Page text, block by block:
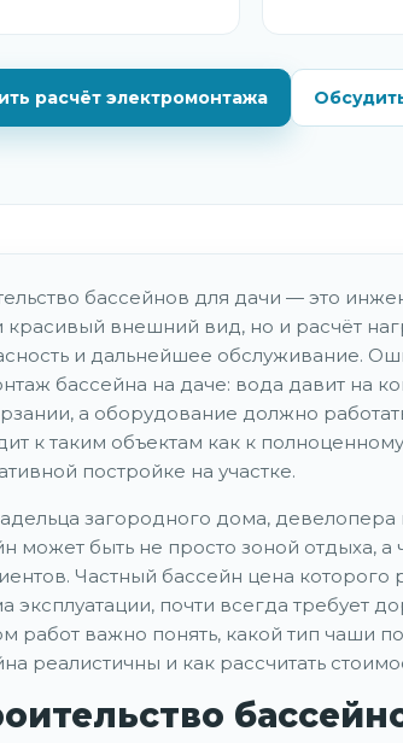
расчёт электромонтажа
бассейнов для дачи — это
красивый внешний вид, но и расчёт
и дальнейшее обслуживание.
бассейна на даче: вода давит на
а оборудование должно
к таким объектам как к
постройке на участке.
загородного дома,
может быть не просто зоной отдыха,
Частный бассейн цена которого
эксплуатации, почти всегда требует
работ важно понять, какой тип чаши
реалистичны и как рассчитать